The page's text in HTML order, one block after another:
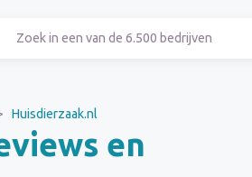
Huisdierzaak.nl
en